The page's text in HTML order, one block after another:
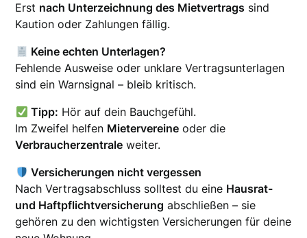
Erst nach Unterzeichnung des Mietvertrags sind
Kaution oder Zahlungen fällig.
Keine echten Unterlagen?
Fehlende Ausweise oder unklare Vertragsunterlagen
sind ein Warnsignal – bleib kritisch.
Tipp: Hör auf dein Bauchgefühl.
Im Zweifel helfen Mietervereine oder die
Verbraucherzentrale weiter.
Versicherungen nicht vergessen
Nach Vertragsabschluss solltest du eine Hausrat-
und Haftpflichtversicherung abschließen – sie
gehören zu den wichtigsten Versicherungen für deine